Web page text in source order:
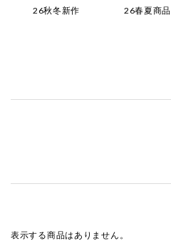
26秋冬新作 26春夏商品
表示する商品はありません。